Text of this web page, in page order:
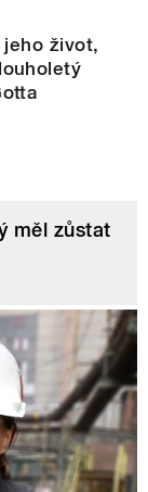
život,
měl zůstat